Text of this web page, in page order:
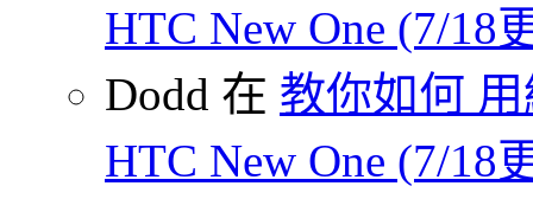
HTC New One (7/18
Dodd 在 教你如何
HTC New One (7/18